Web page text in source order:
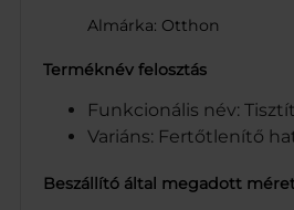
Almárka: Otthon
Terméknév felosztás
Funkcionális név:
Variáns: Fertőtlenítő
Beszállító által megadott